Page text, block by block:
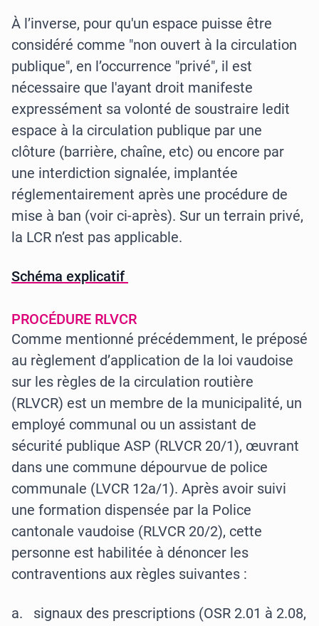
À l’inverse, pour qu'un espace puisse être
considéré comme "non ouvert à la circulation
publique", en l’occurrence "privé", il est
nécessaire que l'ayant droit manifeste
expressément sa volonté de soustraire ledit
espace à la circulation publique par une
clôture (barrière, chaîne, etc) ou encore par
une interdiction signalée, implantée
réglementairement après une procédure de
mise à ban (voir ci-après). Sur un terrain privé,
la LCR n’est pas applicable.
Schéma explicatif
PROCÉDURE RLVCR
Comme mentionné précédemment, le préposé
au règlement d’application de la loi vaudoise
sur les règles de la circulation routière
(RLVCR) est un membre de la municipalité, un
employé communal ou un assistant de
sécurité publique ASP (RLVCR 20/1), œuvrant
dans une commune dépourvue de police
communale (LVCR 12a/1). Après avoir suivi
une formation dispensée par la Police
cantonale vaudoise (RLVCR 20/2), cette
personne est habilitée à dénoncer les
contraventions aux règles suivantes :
a. signaux des prescriptions (OSR 2.01 à 2.08,